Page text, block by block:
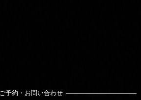
ご予約・お問い合わせ